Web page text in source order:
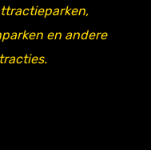
en andere